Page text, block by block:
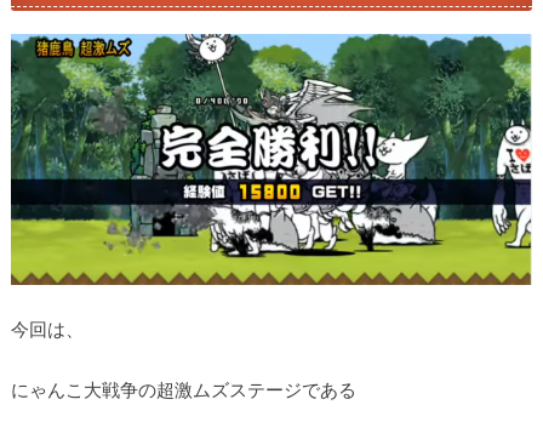
今回は、
にゃんこ大戦争の超激ムズステージである